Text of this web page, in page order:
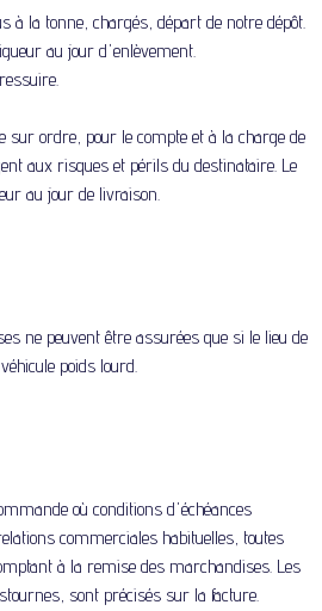
à la tonne, chargés, départ de notre dépôt.
au jour d'enlèvement.
sur ordre, pour le compte et à la charge de
aux risques et périls du destinataire. Le
au jour de livraison.
ne peuvent être assurées que si le lieu de
poids lourd.
où conditions d'échéances
commerciales habituelles, toutes
à la remise des marchandises. Les
sont précisés sur la facture.